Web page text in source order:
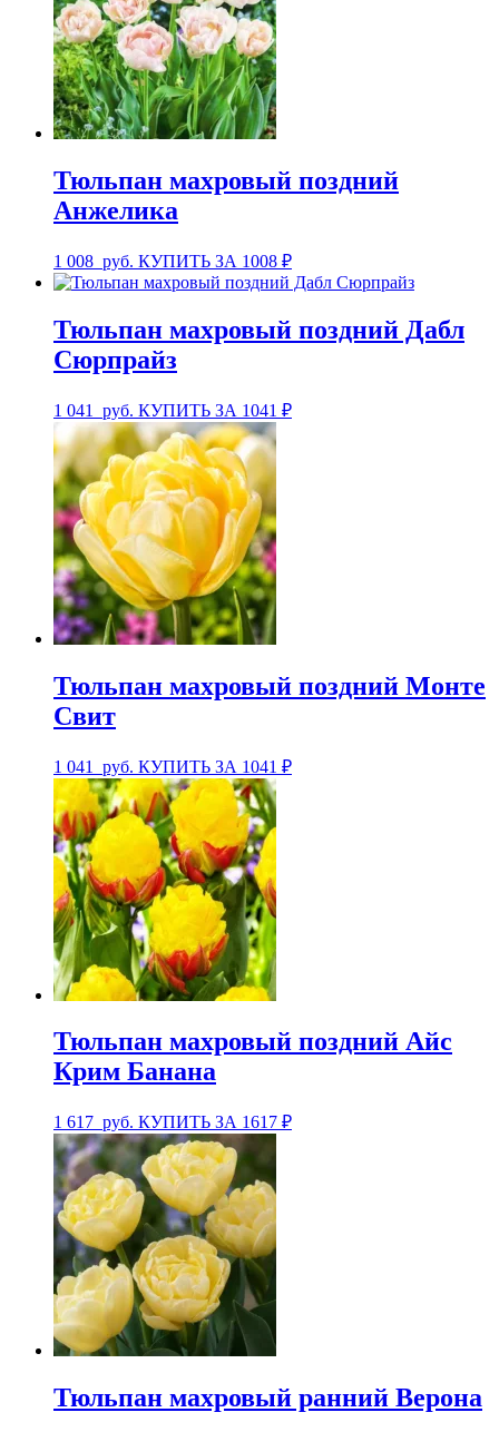
Тюльпан махровый поздний
Анжелика
1 008 руб. КУПИТЬ ЗА 1008 ₽
Тюльпан махровый поздний Дабл
Сюрпрайз
1 041 руб. КУПИТЬ ЗА 1041 ₽
Тюльпан махровый поздний Монте
Свит
1 041 руб. КУПИТЬ ЗА 1041 ₽
Тюльпан махровый поздний Айс
Крим Банана
1 617 руб. КУПИТЬ ЗА 1617 ₽
Тюльпан махровый ранний Верона